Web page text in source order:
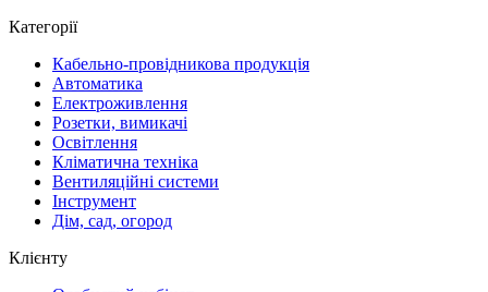
Категорії
Кабельно-провідникова продукція
Автоматика
Електроживлення
Розетки, вимикачі
Освітлення
Кліматична техніка
Вентиляційні системи
Інструмент
Дім, сад, огород
Клієнту